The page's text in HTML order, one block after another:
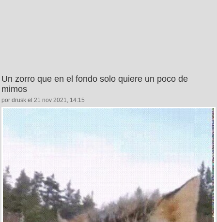
Un zorro que en el fondo solo quiere un poco de
mimos
por drusk el 21 nov 2021, 14:15